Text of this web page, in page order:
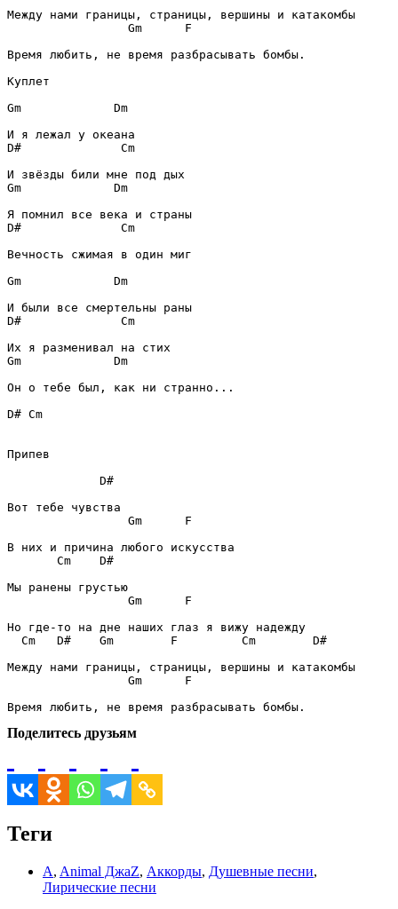
Gm
F
Время любить, не время разбрасывать бомбы.
Куплет
Gm
Dm
D#
Cm
Gm
Dm
D#
Cm
Вечность сжимая в один миг
Gm
Dm
D#
Cm
Gm
Dm
Он о тебе был, как ни странно...
D# Cm
Припев
D#
Gm
F
Cm
D#
Gm
F
Cm
D# Gm F Cm
D#
Gm
F
Поделитесь друзьям
Теги
A, Animal ДжаZ, Аккорды, Душевные песни,
Лирические песни